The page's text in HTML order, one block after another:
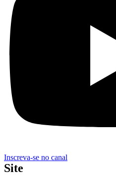
Inscreva-se no canal
Site